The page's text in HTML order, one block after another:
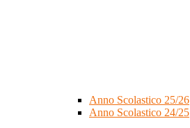
Anno Scolastico 25/26
Anno Scolastico 24/25